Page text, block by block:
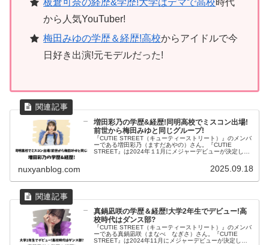
板倉可奈の経歴&学歴!大学はデマで高校時代
から人気YouTuber!
梅田みゆの学歴＆経歴!高校からアイドルで今
日好き出演!元モデルだった!
増田彩乃の学歴&経歴!同明高校でミスコン出場!
前世から梅田みゆと同じグループ!
『CUTIE STREET（キューティーストリート）』のメンバ
ーである増田彩乃（ますだあやの）さん。『CUTIE
STREET』は2024年１1月にメジャーデビューが決定して
nuxyanblog.com 2025.09.18
真鍋凪咲の学歴＆経歴!大学2年生でデビュー!高
校時代はダンス部?
『CUTIE STREET（キューティーストリート）』のメンバ
ーである真鍋凪咲（まなべ なぎさ）さん。『CUTIE
STREET』は2024年11月にメジャーデビューが決定して